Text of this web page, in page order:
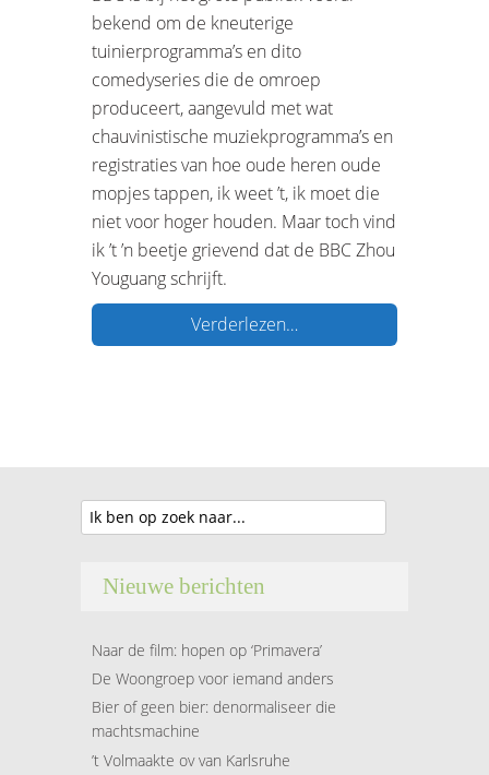
bekend om de kneuterige
tuinierprogramma’s en dito
comedyseries die de omroep
produceert, aangevuld met wat
chauvinistische muziekprogramma’s en
registraties van hoe oude heren oude
mopjes tappen, ik weet ’t, ik moet die
niet voor hoger houden. Maar toch vind
ik ’t ’n beetje grievend dat de BBC Zhou
Youguang schrijft.
Verderlezen…
Nieuwe berichten
Naar de film: hopen op ‘Primavera’
De Woongroep voor iemand anders
Bier of geen bier: denormaliseer die
machtsmachine
’t Volmaakte ov van Karlsruhe